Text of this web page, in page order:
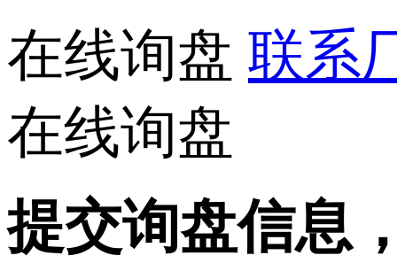
在线询盘 联系
在线询盘
提交询盘信息